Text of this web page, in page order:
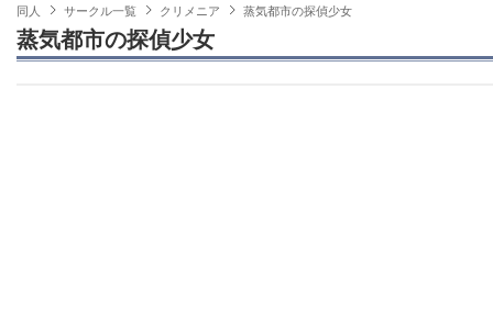
同人 サークル一覧 クリメニア 蒸気都市の探偵少女
蒸気都市の探偵少女